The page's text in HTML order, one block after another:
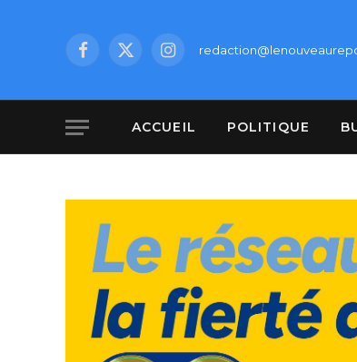
Facebook
X
Instagram
ACCUEIL POLITIQUE